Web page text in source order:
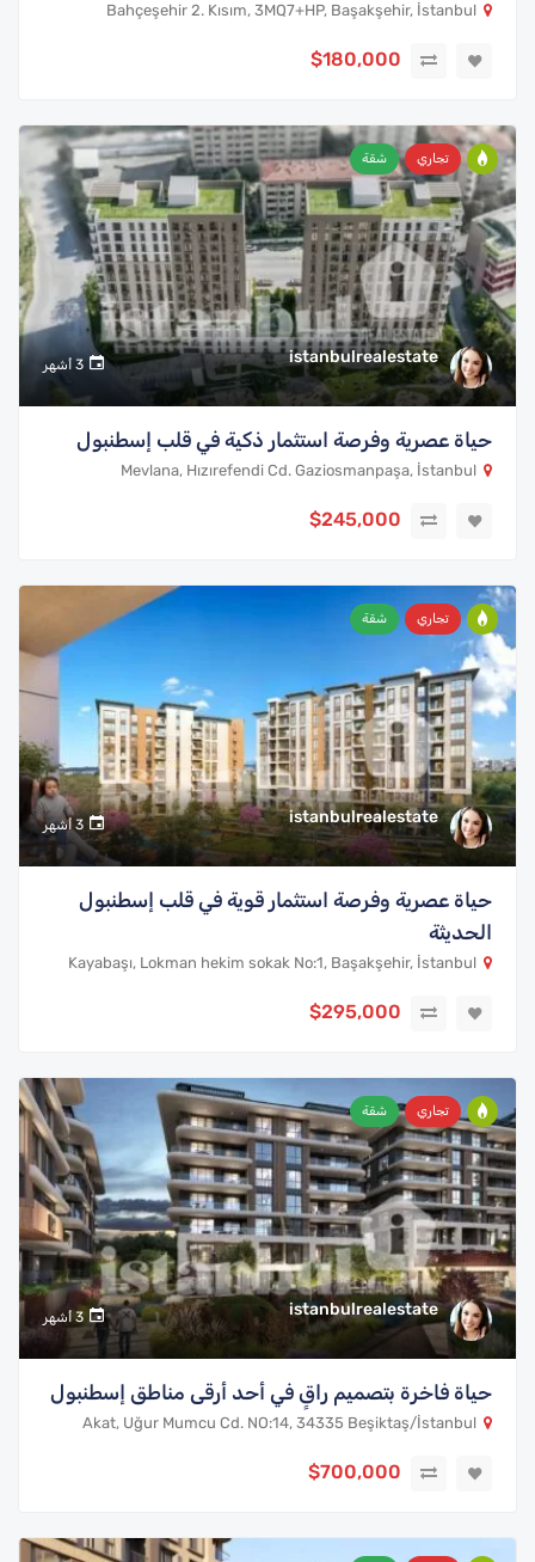
$180,000
istanbulrealestate 3 أشهر
تجاري شقة
حياة عصرية وفرصة استثمار ذكية في قلب إسطنبول
$245,000
istanbulrealestate 3 أشهر
تجاري شقة
حياة عصرية وفرصة استثمار قوية في قلب إسطنبول
الحديثة
$295,000
istanbulrealestate 3 أشهر
تجاري شقة
حياة فاخرة بتصميم راقٍ في أحد أرقى مناطق إسطنبول
$700,000